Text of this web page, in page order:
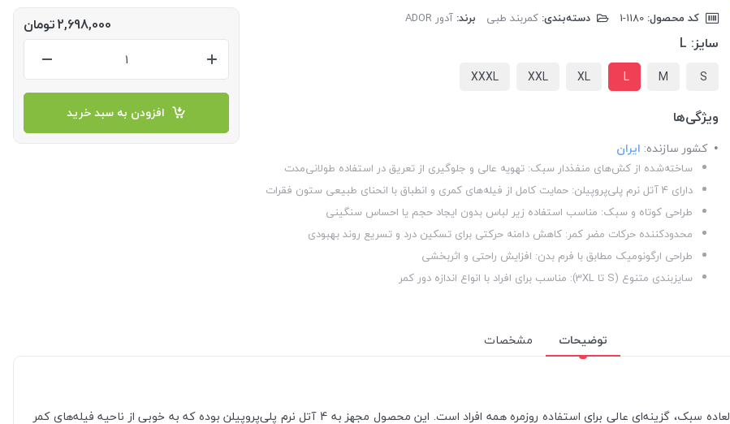
کد محصول: دسته‌بندی: کمربند طبی برند: آدور ADOR
سایز: L
S
M
L
XL
XXL
XXXL
ویژگی‌ها
کشور سازنده: ایران
ساخته‌شده از کش‌های منفذدار سبک: تهویه عالی و جلوگیری از تعریق در استفاده طولانی‌مدت
دارای 4 آتل نرم پلی‌پروپیلن: حمایت کامل از فیله‌های کمری و انطباق با انحنای طبیعی ستون فقرات
طراحی کوتاه و سبک: مناسب استفاده زیر لباس بدون ایجاد حجم یا احساس سنگینی
محدودکننده حرکات مضر کمر: کاهش دامنه حرکتی برای تسکین درد و تسریع روند بهبودی
طراحی ارگونومیک مطابق با فرم بدن: افزایش راحتی و اثربخشی
سایزبندی متنوع (S تا 3XL): مناسب برای افراد با انواع اندازه دور کمر
2,698,000تومان
افزودن به سبد خرید
توضیحات مشخصات
کمربند کوتاه الاستیک صادراتی با استفاده از کش‌های منفذدار و فوق‌العاده سبک، گزینه‌ای عالی برای استفاده روزمره همه افراد است. این محصول مجهز به 4 آتل نرم پلی‌پروپیلن بوده که به خوبی از ناحیه فیله‌های کمر